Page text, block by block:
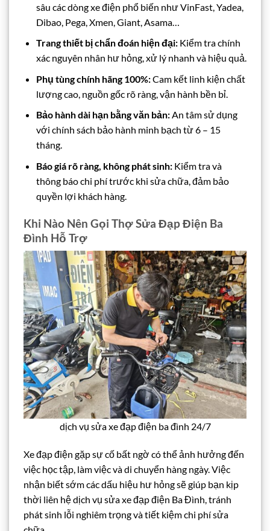
sâu các dòng xe điện phổ biến như VinFast, Yadea,
Dibao, Pega, Xmen, Giant, Asama…
Trang thiết bị chẩn đoán hiện đại:Kiểm tra chính
xác nguyên nhân hư hỏng, xử lý nhanh và hiệu quả.
Phụ tùng chính hãng 100%:Cam kết linh kiện chất
lượng cao, nguồn gốc rõ ràng, vận hành bền bỉ.
Bảo hành dài hạn bằng văn bản:An tâm sử dụng
với chính sách bảo hành minh bạch từ 6 – 15
tháng.
Báo giá rõ ràng, không phát sinh:Kiểm tra và
thông báo chi phí trước khi sửa chữa, đảm bảo
quyền lợi khách hàng.
Khi Nào Nên Gọi Thợ Sửa Đạp Điện Ba
Đình Hỗ Trợ
dịch vụ sửa xe đạp điện ba đình 24/7
Xe đạp điện gặp sự cố bất ngờ có thể ảnh hưởng đến
việc học tập, làm việc và di chuyển hàng ngày. Việc
nhận biết sớm các dấu hiệu hư hỏng sẽ giúp bạn kịp
thời liên hệ dịch vụ sửa xe đạp điện Ba Đình, tránh
phát sinh lỗi nghiêm trọng và tiết kiệm chi phí sửa